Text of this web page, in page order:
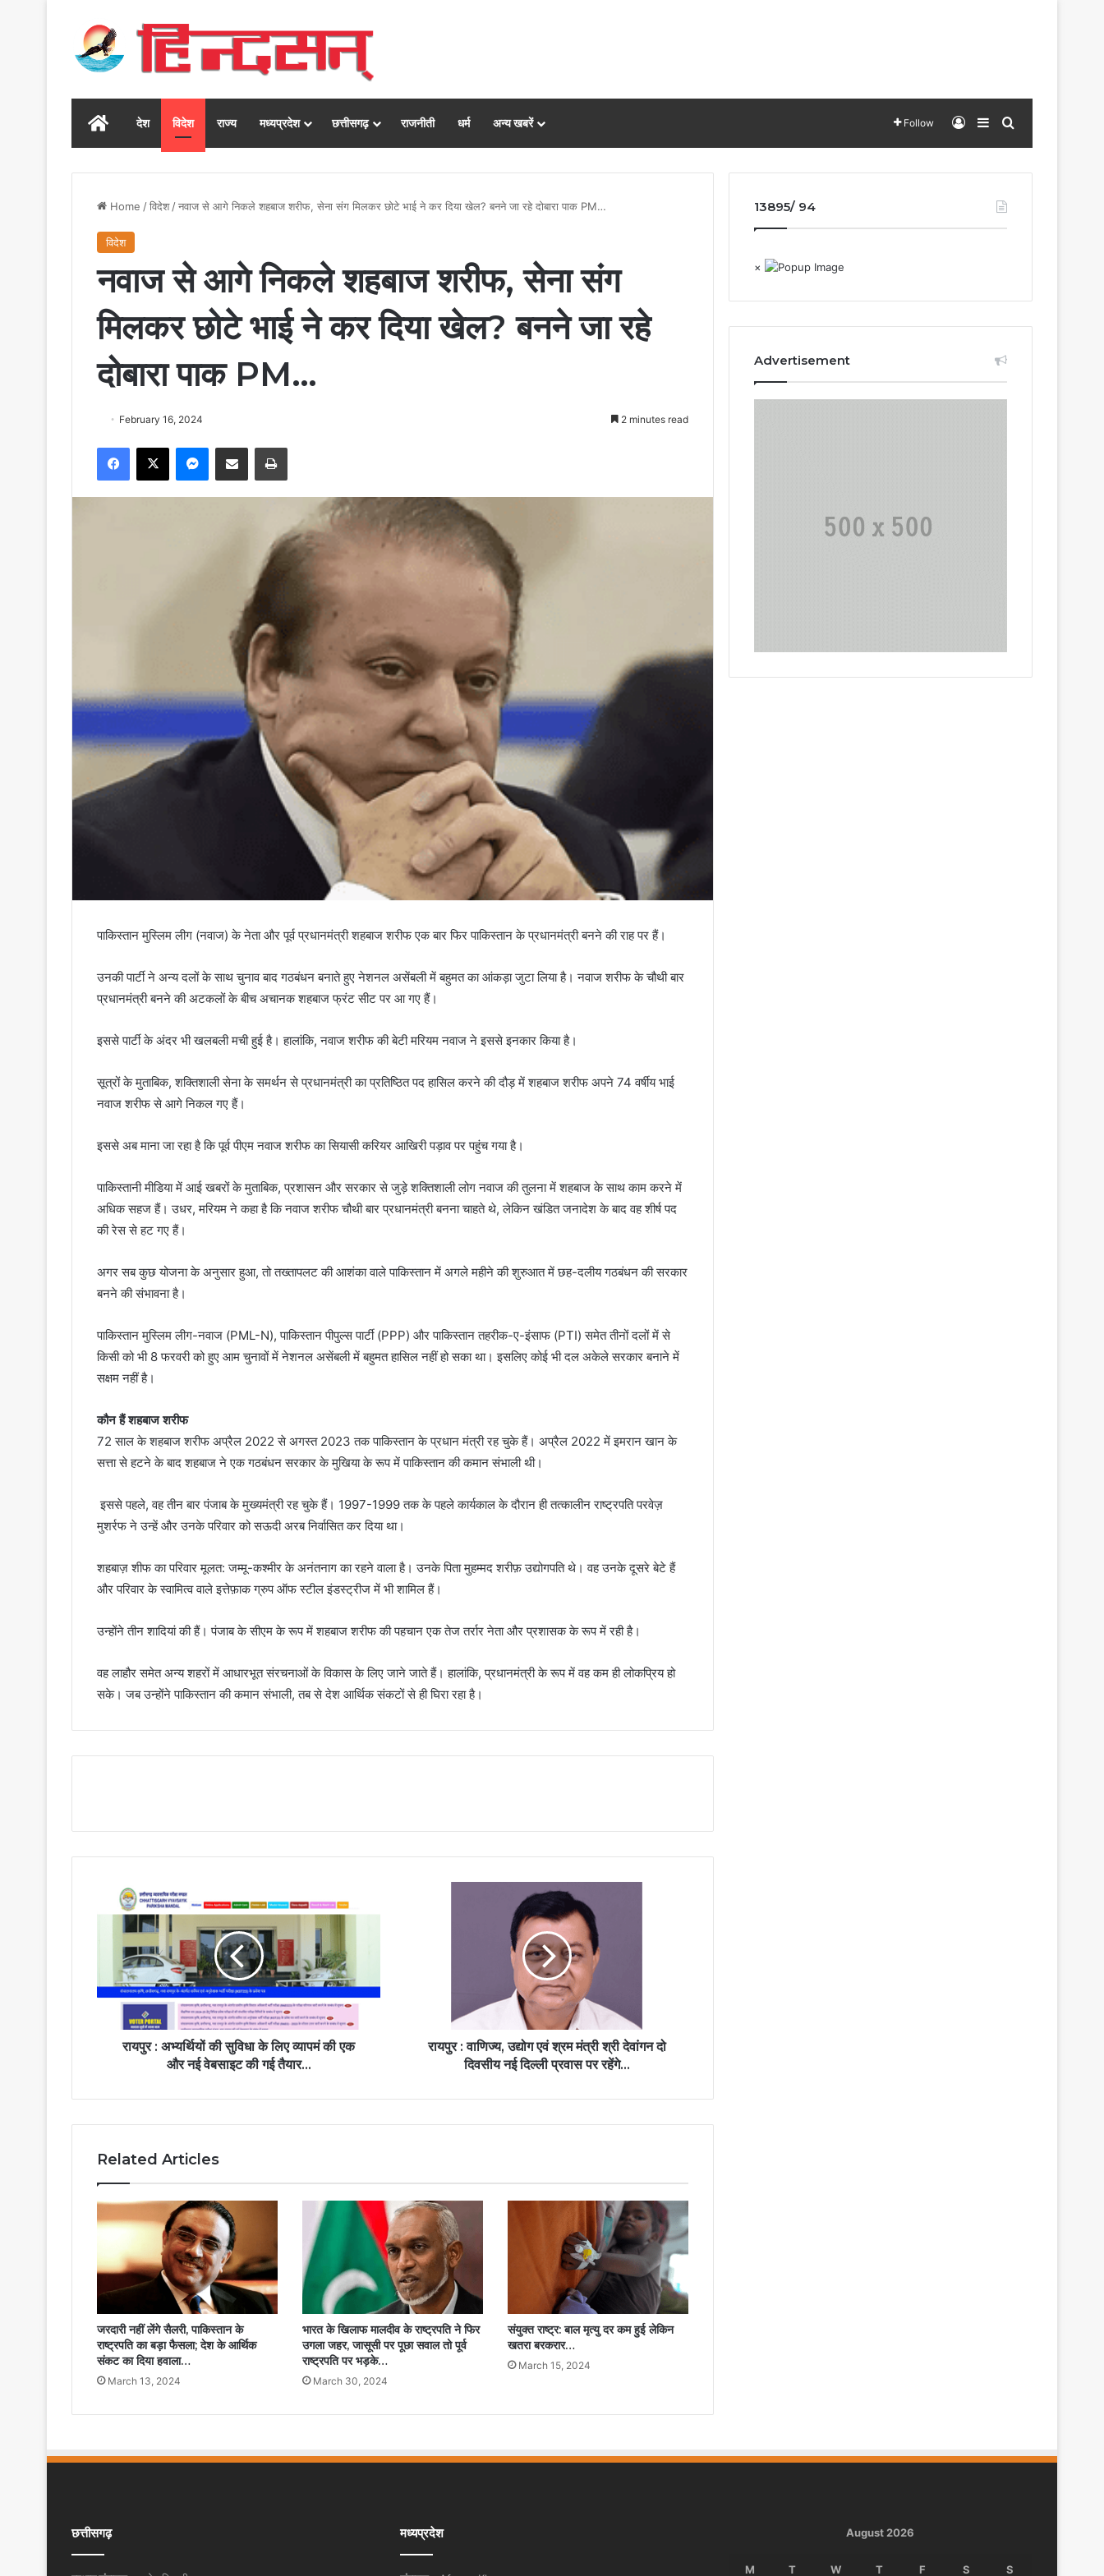
Homeदेश विदेश राज्य मध्यप्रदेश छत्तीसगढ़ राजनीती धर्म अन्य खबरें Follow Log InSidebarSearch for
Home /विदेश/नवाज से आगे निकले शहबाज शरीफ, सेना संग मिलकर छोटे भाई ने कर दिया खेल? बनने जा रहे दोबारा पाक PM…
विदेश
नवाज से आगे निकले शहबाज शरीफ, सेना संग
मिलकर छोटे भाई ने कर दिया खेल? बनने जा रहे
दोबारा पाक PM…
February 16, 2024 2 minutes read
Facebook
X Messenger
Share via Email Print
पाकिस्तान मुस्लिम लीग (नवाज) के नेता और पूर्व प्रधानमंत्री शहबाज शरीफ एक बार फिर पाकिस्तान के प्रधानमंत्री बनने की राह पर हैं।
उनकी पार्टी ने अन्य दलों के साथ चुनाव बाद गठबंधन बनाते हुए नेशनल असेंबली में बहुमत का आंकड़ा जुटा लिया है। नवाज शरीफ के चौथी बार
प्रधानमंत्री बनने की अटकलों के बीच अचानक शहबाज फ्रंट सीट पर आ गए हैं।
इससे पार्टी के अंदर भी खलबली मची हुई है। हालांकि, नवाज शरीफ की बेटी मरियम नवाज ने इससे इनकार किया है।
सूत्रों के मुताबिक, शक्तिशाली सेना के समर्थन से प्रधानमंत्री का प्रतिष्ठित पद हासिल करने की दौड़ में शहबाज शरीफ अपने 74 वर्षीय भाई
नवाज शरीफ से आगे निकल गए हैं।
इससे अब माना जा रहा है कि पूर्व पीएम नवाज शरीफ का सियासी करियर आखिरी पड़ाव पर पहुंच गया है।
पाकिस्तानी मीडिया में आई खबरों के मुताबिक, प्रशासन और सरकार से जुड़े शक्तिशाली लोग नवाज की तुलना में शहबाज के साथ काम करने में
अधिक सहज हैं। उधर, मरियम ने कहा है कि नवाज शरीफ चौथी बार प्रधानमंत्री बनना चाहते थे, लेकिन खंडित जनादेश के बाद वह शीर्ष पद
की रेस से हट गए हैं।
अगर सब कुछ योजना के अनुसार हुआ, तो तख्तापलट की आशंका वाले पाकिस्तान में अगले महीने की शुरुआत में छह-दलीय गठबंधन की सरकार
बनने की संभावना है।
पाकिस्तान मुस्लिम लीग-नवाज (PML-N), पाकिस्तान पीपुल्स पार्टी (PPP) और पाकिस्तान तहरीक-ए-इंसाफ (PTI) समेत तीनों दलों में से
किसी को भी 8 फरवरी को हुए आम चुनावों में नेशनल असेंबली में बहुमत हासिल नहीं हो सका था। इसलिए कोई भी दल अकेले सरकार बनाने में
सक्षम नहीं है।
कौन हैं शहबाज शरीफ
72 साल के शहबाज शरीफ अप्रैल 2022 से अगस्त 2023 तक पाकिस्तान के प्रधान मंत्री रह चुके हैं। अप्रैल 2022 में इमरान खान के
सत्ता से हटने के बाद शहबाज ने एक गठबंधन सरकार के मुखिया के रूप में पाकिस्तान की कमान संभाली थी।
इससे पहले, वह तीन बार पंजाब के मुख्यमंत्री रह चुके हैं। 1997-1999 तक के पहले कार्यकाल के दौरान ही तत्कालीन राष्ट्रपति परवेज़
मुशर्रफ ने उन्हें और उनके परिवार को सऊदी अरब निर्वासित कर दिया था।
शहबाज़ शीफ का परिवार मूलत: जम्मू-कश्मीर के अनंतनाग का रहने वाला है। उनके पिता मुहम्मद शरीफ़ उद्योगपति थे। वह उनके दूसरे बेटे हैं
और परिवार के स्वामित्व वाले इत्तेफ़ाक ग्रुप ऑफ स्टील इंडस्ट्रीज में भी शामिल हैं।
उन्होंने तीन शादियां की हैं। पंजाब के सीएम के रूप में शहबाज शरीफ की पहचान एक तेज तर्रार नेता और प्रशासक के रूप में रही है।
वह लाहौर समेत अन्य शहरों में आधारभूत संरचनाओं के विकास के लिए जाने जाते हैं। हालांकि, प्रधानमंत्री के रूप में वह कम ही लोकप्रिय हो
सके। जब उन्होंने पाकिस्तान की कमान संभाली, तब से देश आर्थिक संकटों से ही घिरा रहा है।
रायपुर : अभ्यर्थियों की सुविधा के लिए व्यापमं की एक
और नई वेबसाइट की गई तैयार...
रायपुर : वाणिज्य, उद्योग एवं श्रम मंत्री श्री देवांगन दो
दिवसीय नई दिल्ली प्रवास पर रहेंगे...
Related Articles
जरदारी नहीं लेंगे सैलरी, पाकिस्तान के
राष्ट्रपति का बड़ा फैसला; देश के आर्थिक
संकट का दिया हवाला…
March 13, 2024
भारत के खिलाफ मालदीव के राष्ट्रपति ने फिर
उगला जहर, जासूसी पर पूछा सवाल तो पूर्व
राष्ट्रपति पर भड़के…
March 30, 2024
संयुक्त राष्ट्र: बाल मृत्यु दर कम हुई लेकिन
खतरा बरकरार…
March 15, 2024
13895/ 94
×
Advertisement
छत्तीसगढ़ मध्यप्रदेश August 2026
M T W T F S S